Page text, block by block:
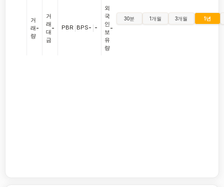
거
래
량
-
거
래
대
금
- PBR BPS- -
외
국
인
보
유
량
-
30분 1개월 3개월 1년